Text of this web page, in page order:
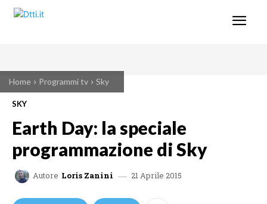
Home Programmi tv Sky
SKY
Earth Day: la speciale
programmazione di Sky
Autore Loris Zanini 21 Aprile 2015